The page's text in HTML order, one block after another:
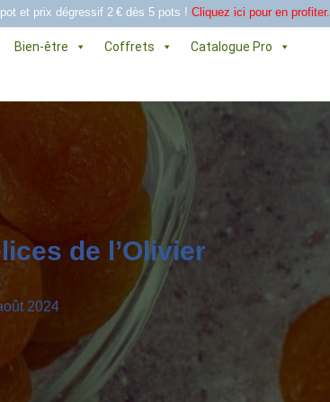
et prix dégressif 2 € dès 5 pots ! Cliquez ici pour en profiter.
Bien-être Coffrets
Catalogue Pro
de l’Olivier
2024